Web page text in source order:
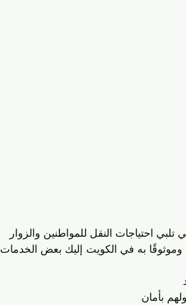
احتياجات النقل للمواطنين والزوار
وموثوقًا به في الكويت. إليك بعض الخدمات
بأمان.